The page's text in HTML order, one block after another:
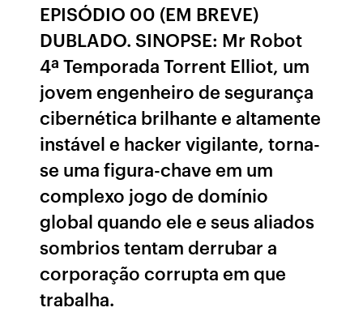
EPISÓDIO 00 (EM BREVE)
DUBLADO. SINOPSE: Mr Robot
4ª Temporada Torrent Elliot, um
jovem engenheiro de segurança
cibernética brilhante e altamente
instável e hacker vigilante, torna-
se uma figura-chave em um
complexo jogo de domínio
global quando ele e seus aliados
sombrios tentam derrubar a
corporação corrupta em que
trabalha.